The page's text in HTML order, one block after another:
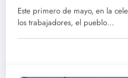
Este primero de mayo, en la
los trabajadores, el pueblo…